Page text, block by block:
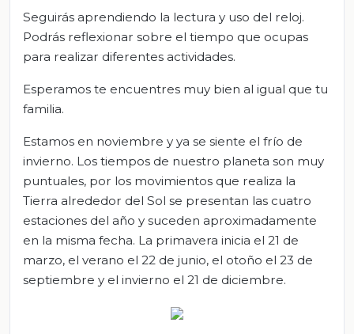
Seguirás aprendiendo la lectura y uso del reloj.
Podrás reflexionar sobre el tiempo que ocupas
para realizar diferentes actividades.
Esperamos te encuentres muy bien al igual que tu
familia.
Estamos en noviembre y ya se siente el frío de
invierno. Los tiempos de nuestro planeta son muy
puntuales, por los movimientos que realiza la
Tierra alrededor del Sol se presentan las cuatro
estaciones del año y suceden aproximadamente
en la misma fecha. La primavera inicia el 21 de
marzo, el verano el 22 de junio, el otoño el 23 de
septiembre y el invierno el 21 de diciembre.